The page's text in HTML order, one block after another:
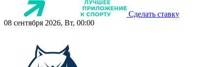
Сделать ставку
08 сентября 2026, Вт, 00:00